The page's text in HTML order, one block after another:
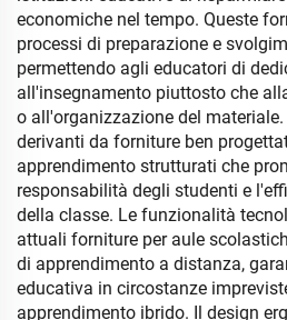
economiche nel tempo. Queste
processi di preparazione e
permettendo agli educatori di
all'insegnamento piuttosto che
o all'organizzazione del
derivanti da forniture ben
apprendimento strutturati che
responsabilità degli studenti e
della classe. Le funzionalità
attuali forniture per aule
di apprendimento a distanza,
educativa in circostanze
apprendimento ibrido. Il design